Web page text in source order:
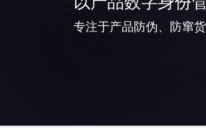
专注于产品防伪、防窜